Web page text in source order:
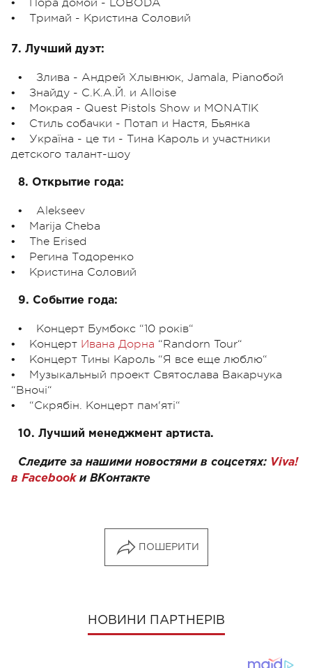
• Пора домой - LOBODA
• Тримай - Кристина Соловий
7. Лучший дуэт:
• Злива - Андрей Хлывнюк, Jamala, Pianoбой
• Знайду - С.К.А.Й. и Alloise
• Мокрая - Quest Pistols Show и MONATIK
• Стиль собачки - Потап и Настя, Бьянка
• Україна - це ти - Тина Кароль и участники
детского талант-шоу
8. Открытие года:
• Alekseev
• Marija Cheba
• The Erised
• Регина Тодоренко
• Кристина Соловий
9. Событие года:
• Концерт Бумбокс “10 років“
• Концерт Ивана Дорна “Randorn Tour“
• Концерт Тины Кароль “Я все еще люблю“
• Музыкальный проект Святослава Вакарчука
“Вночі“
• “Скрябін. Концерт пам'яті“
10. Лучший менеджмент артиста.
Следите за нашими новостями в соцсетях: Viva!
в Facebookи ВКонтакте
ПОШЕРИТИ
НОВИНИ ПАРТНЕРІВ